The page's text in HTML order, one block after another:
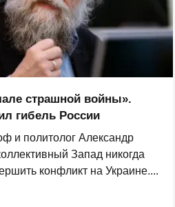
страшной войны».
гибель России
и политолог Александр
Запад никогда
конфликт на Украине....